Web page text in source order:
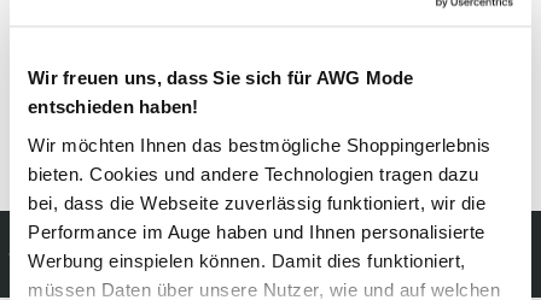
Wir freuen uns, dass Sie sich für AWG Mode
entschieden haben!
Wir möchten Ihnen das bestmögliche Shoppingerlebnis
bieten. Cookies und andere Technologien tragen dazu
bei, dass die Webseite zuverlässig funktioniert, wir die
Performance im Auge haben und Ihnen personalisierte
Werbung einspielen können. Damit dies funktioniert,
müssen Daten über unsere Nutzer, wie und auf welchen
Details zur Produktsicherheit anzeigen
Kostenfreie Rücksendung
innerhalb 14 Tage